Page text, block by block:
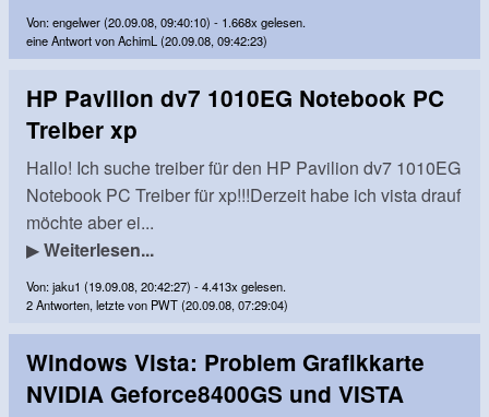
Von: engelwer (20.09.08, 09:40:10) - 1.668x gelesen.
eine Antwort von AchimL (20.09.08, 09:42:23)
HP Pavilion dv7 1010EG Notebook PC
Treiber xp
Hallo! Ich suche treiber für den HP Pavilion dv7 1010EG
Notebook PC Treiber für xp!!!Derzeit habe ich vista drauf
möchte aber ei...
▶Weiterlesen...
Von: jaku1 (19.09.08, 20:42:27) - 4.413x gelesen.
2 Antworten, letzte von PWT (20.09.08, 07:29:04)
Windows Vista: Problem Grafikkarte
NVIDIA Geforce8400GS und VISTA